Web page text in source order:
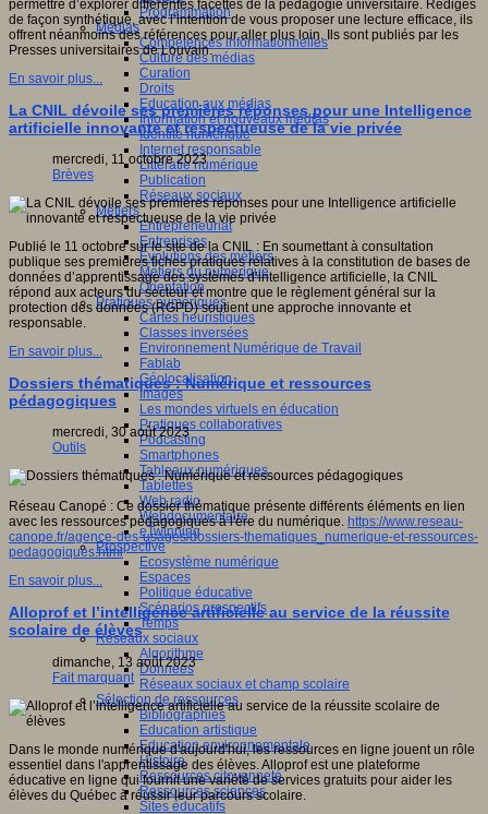
Programmation
Médias
Compétences informationnelles
Culture des médias
Curation
Droits
Education aux médias
Information et nouveaux médias
Identité numérique
Internet responsable
Littératie numérique
Publication
Réseaux sociaux
Métiers
Entrepreneuriat
Entreprises
Evolutions des métiers
Métiers du numérique
Orientation
Pratiques numériques
Cartes heuristiques
Classes inversées
Environnement Numérique de Travail
Fablab
Géolocalisation
Images
Les mondes virtuels en éducation
Pratiques collaboratives
Podcasting
Smartphones
Tableaux numériques
Tablettes
Web radio
Webdocumentaire
eTwinning
Prospective
Ecosystème numérique
Espaces
Politique éducative
Scénarios prospectifs
Temps
Réseaux sociaux
Algorithme
Données
Réseaux sociaux et champ scolaire
Sélection de ressources
Bibliographies
Education artistique
Education environnementale
Histoire
Ressources citoyenneté
Ressources sciences
Sites éducatifs
permettre d’explorer différentes facettes de la pédagogie universitaire. Rédigés
de façon synthétique, avec l’intention de vous proposer une lecture efficace, ils
offrent néanmoins des références pour aller plus loin. Ils sont publiés par les
Presses universitaires de Louvain.
En savoir plus...
La CNIL dévoile ses premières réponses pour une Intelligence
artificielle innovante et respectueuse de la vie privée
mercredi, 11 octobre 2023
Brèves
Publié le 11 octobre sur le site de la CNIL : En soumettant à consultation
publique ses premières fiches pratiques relatives à la constitution de bases de
données d’apprentissage des systèmes d’intelligence artificielle, la CNIL
répond aux acteurs du secteur et montre que le règlement général sur la
protection des données (RGPD) soutient une approche innovante et
responsable.
En savoir plus...
Dossiers thématiques : Numérique et ressources
pédagogiques
mercredi, 30 août 2023
Outils
Réseau Canopé : Ce dossier thématique présente différents éléments en lien
avec les ressources pédagogiques à l'ère du numérique. https://www.reseau-
canope.fr/agence-des-usages/dossiers-thematiques_numerique-et-ressources-
pedagogiques.html
En savoir plus...
Alloprof et l’intelligence artificielle au service de la réussite
scolaire de élèves
dimanche, 13 août 2023
Fait marquant
Dans le monde numérique d'aujourd'hui, les ressources en ligne jouent un rôle
essentiel dans l'apprentissage des élèves. Alloprof est une plateforme
éducative en ligne qui fournit une variété de services gratuits pour aider les
élèves du Québec à réussir leur parcours scolaire.